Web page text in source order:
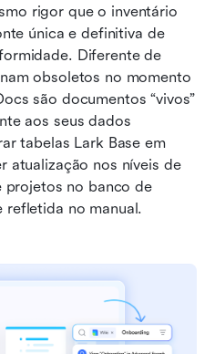
rigor que o inventário
única e definitiva de
Diferente de
obsoletos no momento
são documentos “vivos”
aos seus dados
tabelas Lark Base em
atualização nos níveis de
projetos no banco de
refletida no manual.